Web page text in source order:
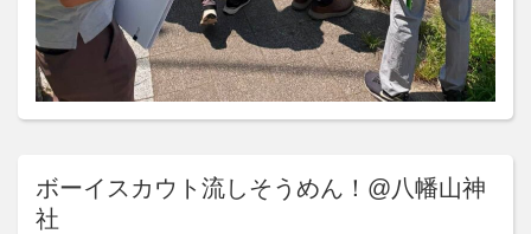
ボーイスカウト流しそうめん！@八幡山神
社